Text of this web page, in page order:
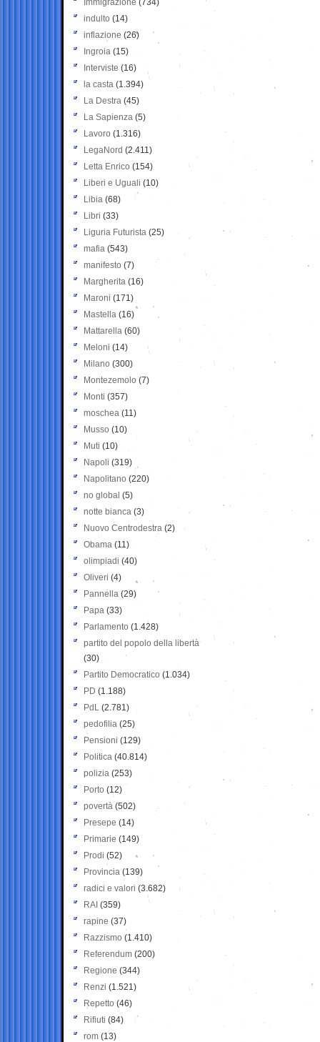
Immigrazione (734)
indulto (14)
inflazione (26)
Ingroia (15)
Interviste (16)
la casta (1.394)
La Destra (45)
La Sapienza (5)
Lavoro (1.316)
LegaNord (2.411)
Letta Enrico (154)
Liberi e Uguali (10)
Libia (68)
Libri (33)
Liguria Futurista (25)
mafia (543)
manifesto (7)
Margherita (16)
Maroni (171)
Mastella (16)
Mattarella (60)
Meloni (14)
Milano (300)
Montezemolo (7)
Monti (357)
moschea (11)
Musso (10)
Muti (10)
Napoli (319)
Napolitano (220)
no global (5)
notte bianca (3)
Nuovo Centrodestra (2)
Obama (11)
olimpiadi (40)
Oliveri (4)
Pannella (29)
Papa (33)
Parlamento (1.428)
partito del popolo della libertà
(30)
Partito Democratico (1.034)
PD (1.188)
PdL (2.781)
pedofilia (25)
Pensioni (129)
Politica (40.814)
polizia (253)
Porto (12)
povertà (502)
Presepe (14)
Primarie (149)
Prodi (52)
Provincia (139)
radici e valori (3.682)
RAI (359)
rapine (37)
Razzismo (1.410)
Referendum (200)
Regione (344)
Renzi (1.521)
Repetto (46)
Rifiuti (84)
rom (13)